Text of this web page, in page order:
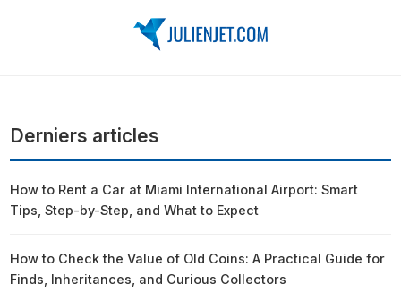
Derniers articles
How to Rent a Car at Miami International Airport: Smart
Tips, Step-by-Step, and What to Expect
How to Check the Value of Old Coins: A Practical Guide for
Finds, Inheritances, and Curious Collectors